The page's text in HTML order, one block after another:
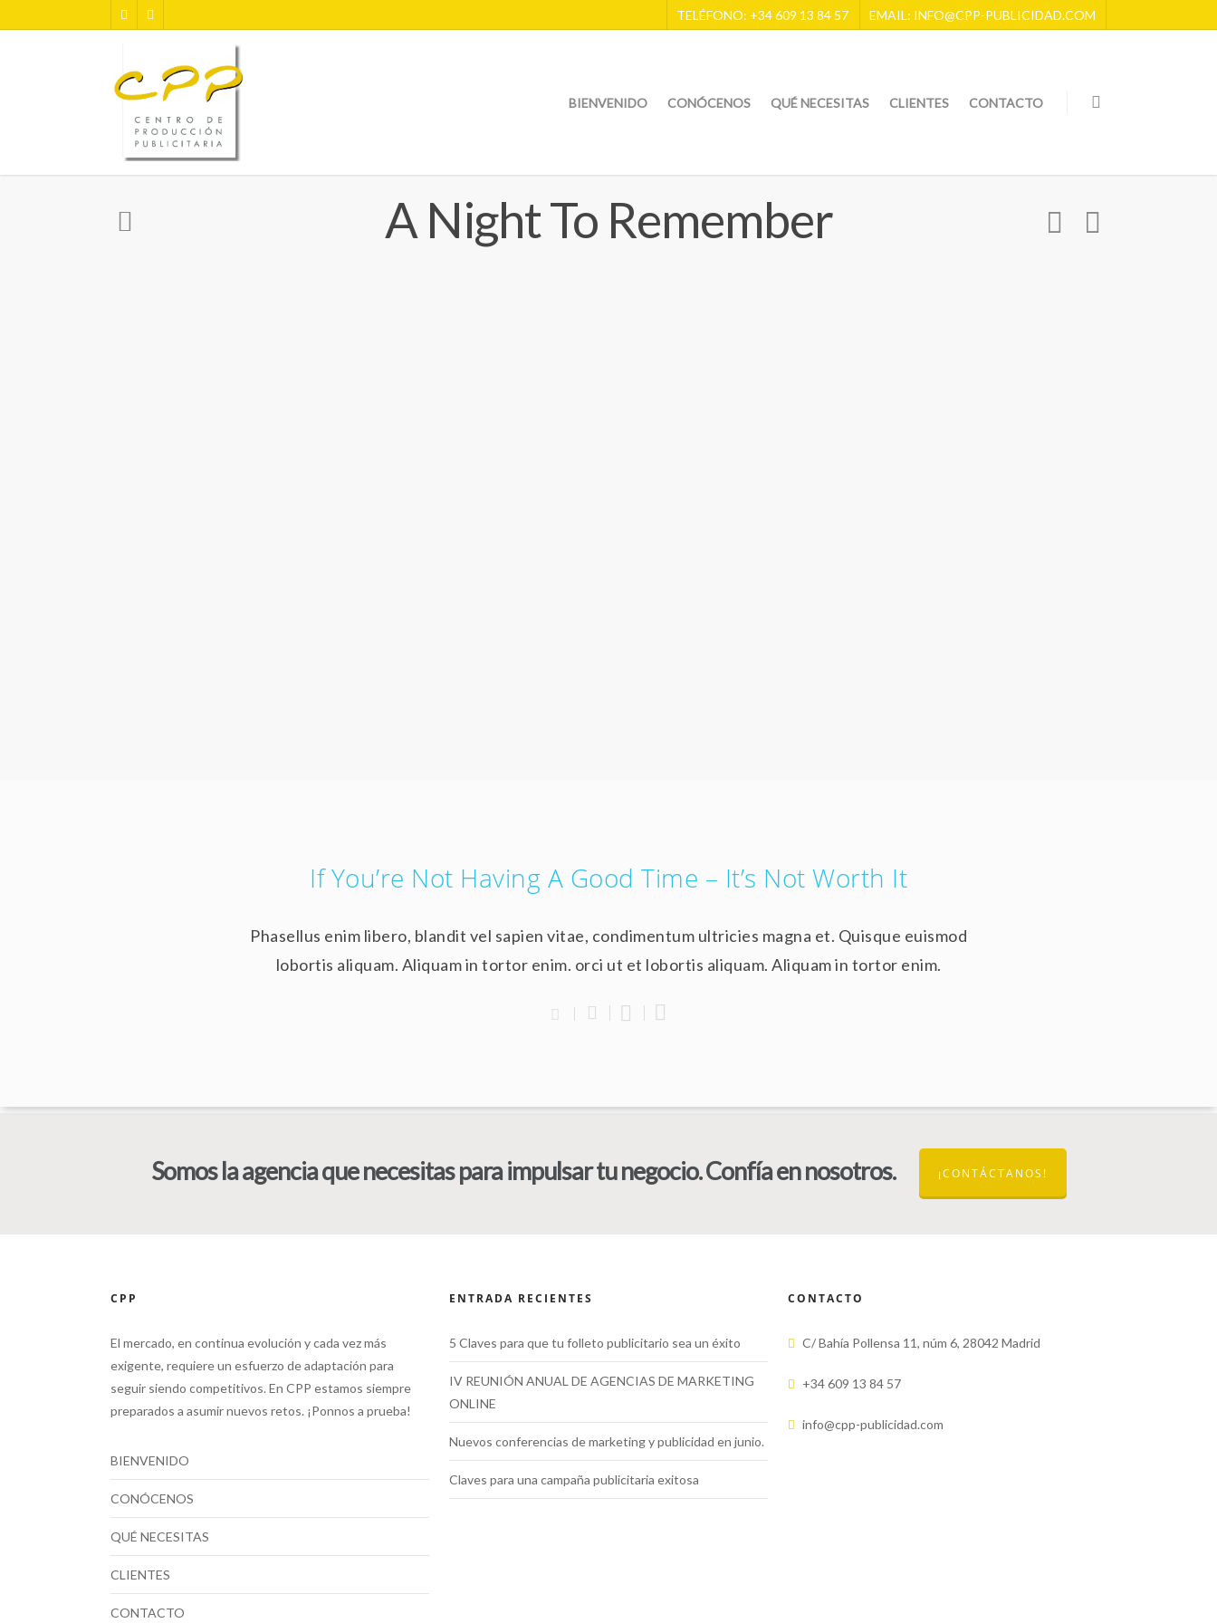
TELÉFONO: +34 609 13 84 57 EMAIL: INFO@CPP-PUBLICIDAD.COM
BIENVENIDO CONÓCENOS QUÉ NECESITAS CLIENTES CONTACTO
A Night To Remember
If You’re Not Having A Good Time – It’s Not Worth It
Phasellus enim libero, blandit vel sapien vitae, condimentum ultricies magna et. Quisque euismod
lobortis aliquam. Aliquam in tortor enim. orci ut et lobortis aliquam. Aliquam in tortor enim.
Somos la agencia que necesitas para impulsar tu negocio. Confía en nosotros. ¡CONTÁCTANOS!
CPP
El mercado, en continua evolución y cada vez más
exigente, requiere un esfuerzo de adaptación para
seguir siendo competitivos. En CPP estamos siempre
preparados a asumir nuevos retos. ¡Ponnos a prueba!
BIENVENIDO
CONÓCENOS
QUÉ NECESITAS
CLIENTES
CONTACTO
ENTRADA RECIENTES
5 Claves para que tu folleto publicitario sea un éxito
IV REUNIÓN ANUAL DE AGENCIAS DE MARKETING
ONLINE
Nuevos conferencias de marketing y publicidad en junio.
Claves para una campaña publicitaria exitosa
CONTACTO
C/ Bahía Pollensa 11, núm 6, 28042 Madrid
+34 609 13 84 57
info@cpp-publicidad.com